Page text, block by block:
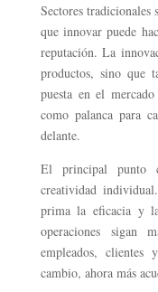
Sectores tradicionales
que innovar puede
reputación. La
productos, sino que
puesta en el
como palanca para
delante.
El principal punto
creatividad
prima la eficacia y
operaciones sigan
empleados,
cambio, ahora más